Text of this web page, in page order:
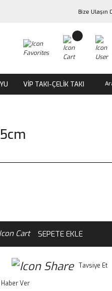
Bize Ulaşın
VİP TAKI-ÇELİK TAKI
SEPETE EKLE
Tavsiye Et
Haber Ver